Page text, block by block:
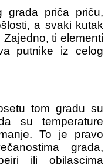
grada priča priču,
a svaki kutak
ti elementi
putnike iz celog
tom gradu su
su temperature
To je pravo
grada,
ili obilascima